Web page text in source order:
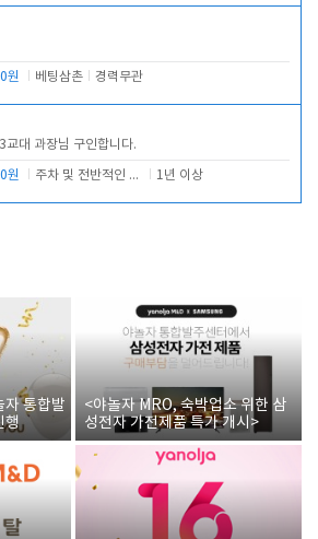
원 베팅삼촌 경력무관
교대 과장님 구인합니다.
원 주차 및 전반적인 당번업무 1년 이상
자 통합발
행
<야놀자 MRO, 숙박업소 위한 삼
성전자 가전제품 특가 개시>